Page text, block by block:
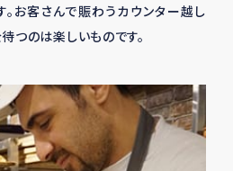
お客さんで賑わうカウンター越し
つのは楽しいものです。